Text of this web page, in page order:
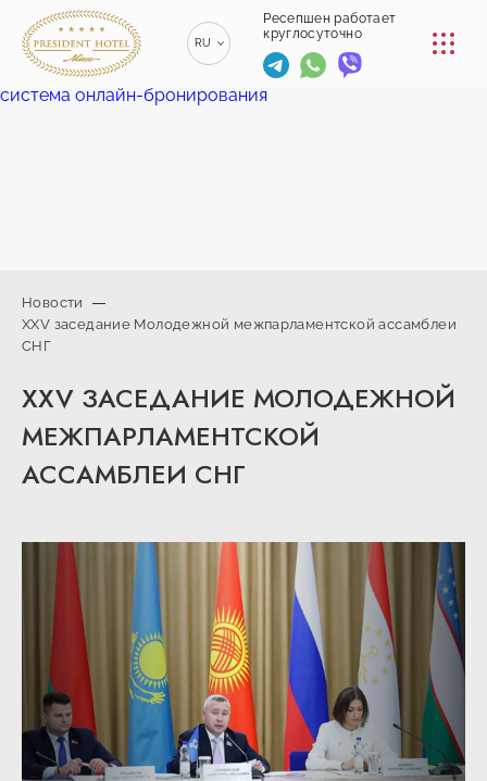
Ресепшен работает
круглосуточно
RU
ENGLISH
EN
КОНФЕРЕНЦ-ЗАЛЫ
РЕСТОРАНЫ
info@president-
Спа-центр
+375 (29) 173-
10-74
+375 (17)
+375
77-01
система онлайн-бронирования
Новости
XXV заседание Молодежной межпарламентской ассамблеи
СНГ
XXV ЗАСЕДАНИЕ МОЛОДЕЖНОЙ
МЕЖПАРЛАМЕНТСКОЙ
АССАМБЛЕИ СНГ